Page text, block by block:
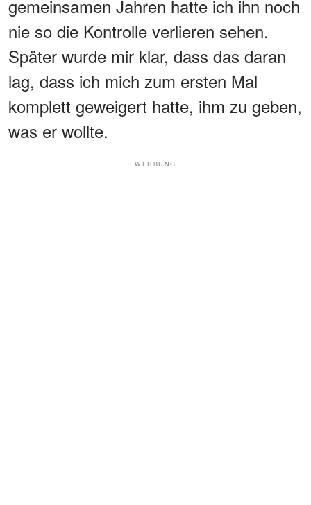
gemeinsamen Jahren hatte ich ihn noch
nie so die Kontrolle verlieren sehen.
Später wurde mir klar, dass das daran
lag, dass ich mich zum ersten Mal
komplett geweigert hatte, ihm zu geben,
was er wollte.
WERBUNG